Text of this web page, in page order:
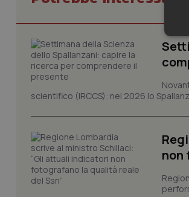
scientifico (IRCCS): nel 2026 lo
non